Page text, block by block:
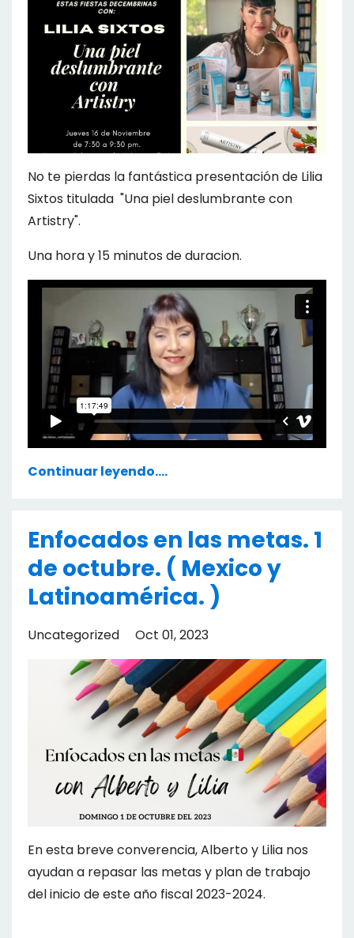
No te pierdas la fantástica presentación de Lilia
Sixtos titulada "Una piel deslumbrante con
Artistry".
Una hora y 15 minutos de duracion.
Continuar leyendo....
Enfocados en las metas. 1
de octubre. ( Mexico y
Latinoamérica. )
Uncategorized Oct 01, 2023
En esta breve converencia, Alberto y Lilia nos
ayudan a repasar las metas y plan de trabajo
del inicio de este año fiscal 2023-2024.